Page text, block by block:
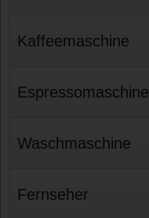
Kaffeemaschine
Espressomaschine
Waschmaschine
Fernseher